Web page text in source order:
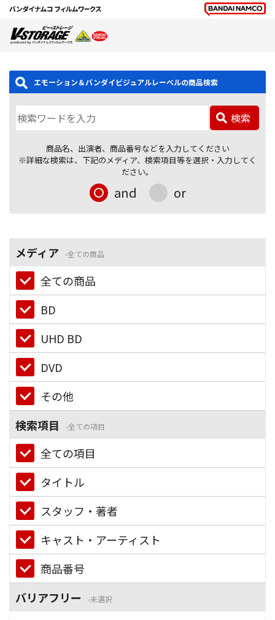
エモーション＆バンダイビジュアルレーベルの商品検索
検索
商品名、出演者、商品番号などを入力してください
※詳細な検索は、下記のメディア、検索項目等を選択・入力してく
ださい。
and or
メディア 全ての商品
全ての商品
BD
UHD BD
DVD
その他
検索項目
全ての項目
全ての項目
タイトル
スタッフ・著者
キャスト・アーティスト
商品番号
バリアフリー
未選択